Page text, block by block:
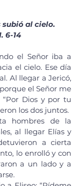
subió al cielo.
6-14
el cielo. Ese día
Al llegar a Jericó,
el Señor me
“Por Dios y por tu
los dos juntos.
al llegar Elías y
a cierta
lo enrolló y con
a un lado y a